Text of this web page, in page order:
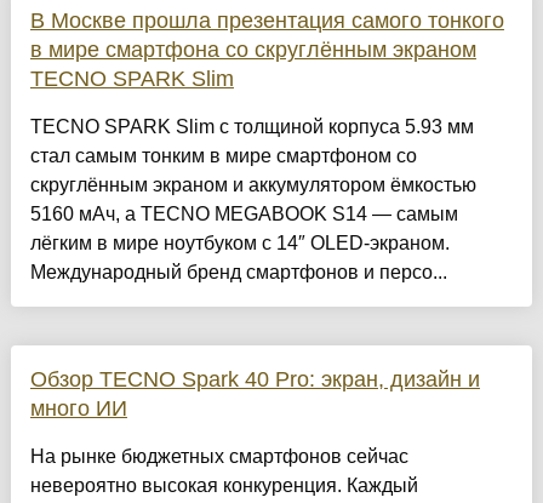
В Москве прошла презентация самого тонкого
в мире смартфона со скруглённым экраном
TECNO SPARK Slim
TECNO SPARK Slim c толщиной корпуса 5.93 мм
стал самым тонким в мире смартфоном со
скруглённым экраном и аккумулятором ёмкостью
5160 мАч, а TECNO MEGABOOK S14 — самым
лёгким в мире ноутбуком с 14″ OLED-экраном.
Международный бренд смартфонов и персо...
Обзор TECNO Spark 40 Pro: экран, дизайн и
много ИИ
На рынке бюджетных смартфонов сейчас
невероятно высокая конкуренция. Каждый